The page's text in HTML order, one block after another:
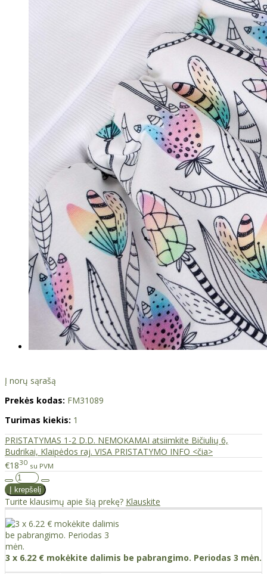
Į norų sąrašą
Prekės kodas: FM31089
Turimas kiekis: 1
PRISTATYMAS 1-2 D.D. NEMOKAMAI atsiimkite Bičiulių 6,
Budrikai, Klaipėdos raj. VISA PRISTATYMO INFO <čia>
€1830 su PVM
Turite klausimų apie šią prekę? Klauskite
3 x 6.22 € mokėkite dalimis be pabrangimo. Periodas 3 mėn.